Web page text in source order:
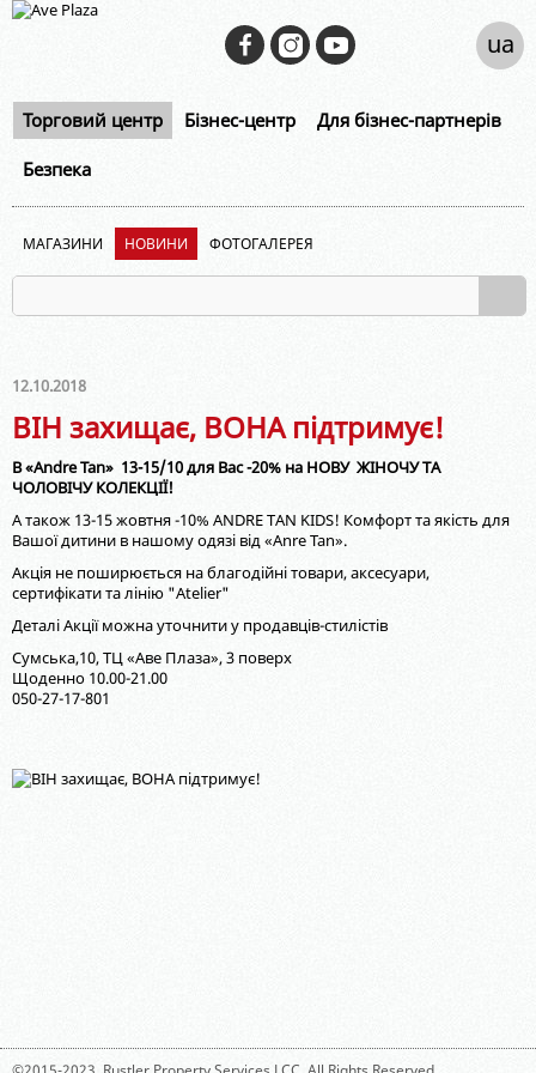
Торговий центр Бізнес-центр Для бізнес-партнерів
Безпека
ua
МАГАЗИНИ НОВИНИ ФОТОГАЛЕРЕЯ
12.10.2018
ВІН захищає, ВОНА підтримує!
В «Andre Tan» 13-15/10 для Вас -20% на НОВУ ЖІНОЧУ ТА
ЧОЛОВІЧУ КОЛЕКЦІЇ!
А також 13-15 жовтня -10% ANDRE TАN KIDS! Комфорт та якість для
Вашої дитини в нашому одязі від «Anre Tan».
Акція не поширюється на благодійні товари, аксесуари,
сертифікати та лінію "Atelier"
Деталі Акції можна уточнити у продавців-стилістів
Сумська,10, ТЦ «Аве Плаза», 3 поверх
Щоденно 10.00-21.00
050-27-17-801